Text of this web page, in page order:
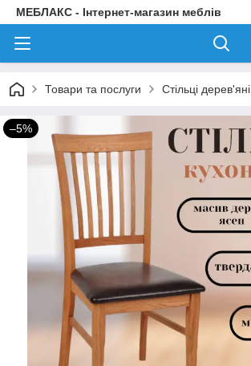
МЕБЛАКС - Інтернет-магазин меблів
Товари та послуги Стільці дерев'яні
–5%